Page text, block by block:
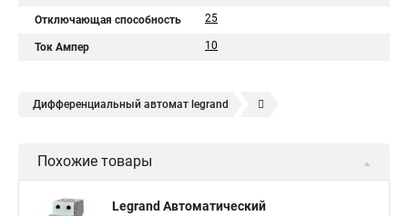
Отключающая способность 25
Ток Ампер 10
Дифференциальный автомат legrand
Похожие товары
Legrand Автоматический